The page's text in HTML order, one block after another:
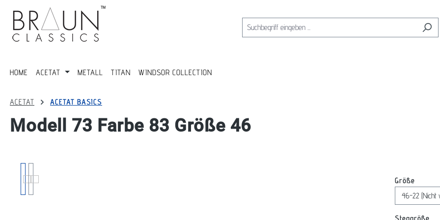
Zur Hauptnavigation springen
HOME ACETAT METALL TITAN WINDSOR COLLECTION
ACETAT ACETAT BASICS
Modell 73 Farbe 83 Größe 46
Größe